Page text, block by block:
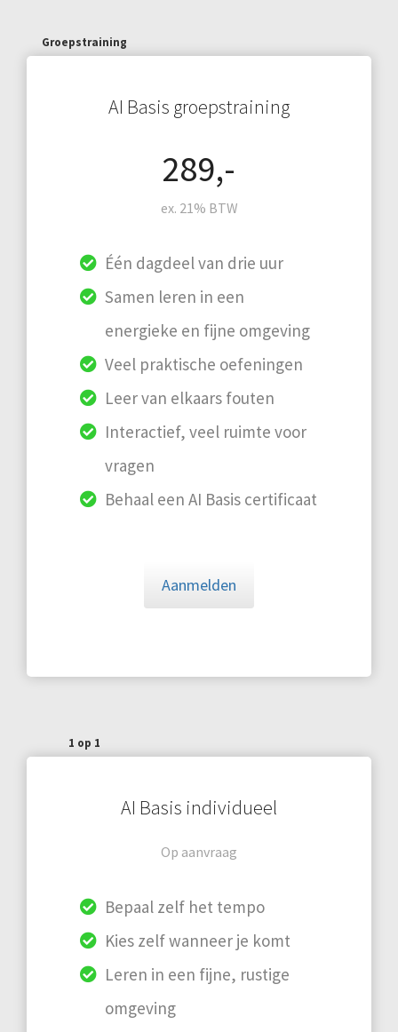
Groepstraining
AI Basis groepstraining
289,-
ex. 21% BTW
Één dagdeel van drie uur
Samen leren in een
energieke en fijne omgeving
Veel praktische oefeningen
Leer van elkaars fouten
Interactief, veel ruimte voor
vragen
Behaal een AI Basis certificaat
Aanmelden
1 op 1
AI Basis individueel
Op aanvraag
Bepaal zelf het tempo
Kies zelf wanneer je komt
Leren in een fijne, rustige
omgeving